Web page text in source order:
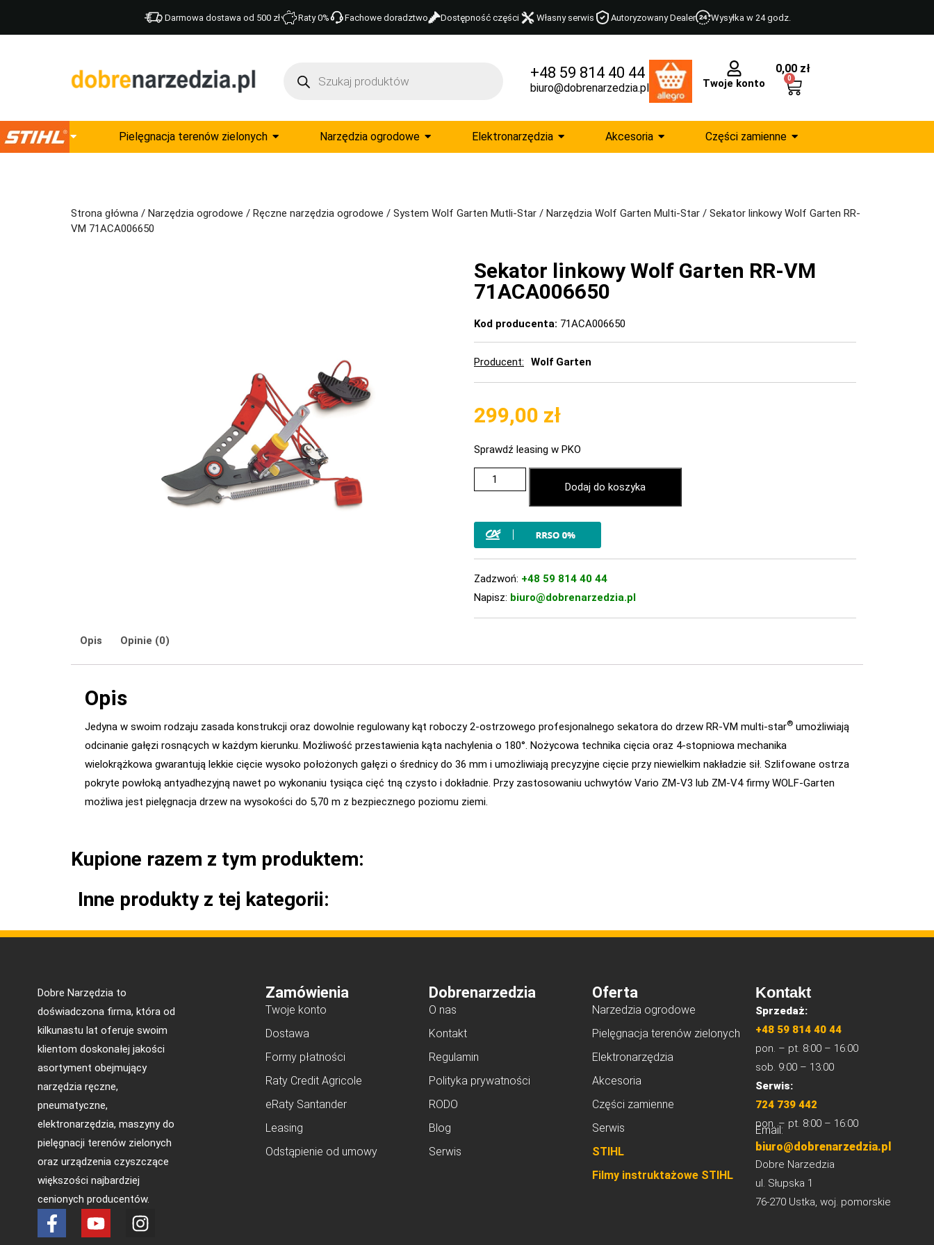
Darmowa dostawa od 500 zł Raty 0% Fachowe doradztwo Dostępność części Własny serwis Autoryzowany Dealer Wysyłka w 24 godz.
+48 59 814 40 44
biuro@dobrenarzedzia.pl Twoje konto
0,00 zł
0
Pielęgnacja terenów zielonych Narzędzia ogrodowe Elektronarzędzia Akcesoria Części zamienne
Strona główna / Narzędzia ogrodowe / Ręczne narzędzia ogrodowe / System Wolf Garten Mutli-Star / Narzędzia Wolf Garten Multi-Star / Sekator linkowy Wolf Garten RR-
VM 71ACA006650
Sekator linkowy Wolf Garten RR-VM
71ACA006650
Kod producenta: 71ACA006650
Producent Wolf Garten
299,00 zł
Sprawdź leasing w PKO
Dodaj do koszyka
Zadzwoń: +48 59 814 40 44
Napisz: biuro@dobrenarzedzia.pl
Opis Opinie (0)
Opis
Jedyna w swoim rodzaju zasada konstrukcji oraz dowolnie regulowany kąt roboczy 2-ostrzowego profesjonalnego sekatora do drzew RR-VM multi-star® umożliwiają
odcinanie gałęzi rosnących w każdym kierunku. Możliwość przestawienia kąta nachylenia o 180°. Nożycowa technika cięcia oraz 4-stopniowa mechanika
wielokrążkowa gwarantują lekkie cięcie wysoko położonych gałęzi o średnicy do 36 mm i umożliwiają precyzyjne cięcie przy niewielkim nakładzie sił. Szlifowane ostrza
pokryte powłoką antyadhezyjną nawet po wykonaniu tysiąca cięć tną czysto i dokładnie. Przy zastosowaniu uchwytów Vario ZM-V3 lub ZM-V4 firmy WOLF-Garten
możliwa jest pielęgnacja drzew na wysokości do 5,70 m z bezpiecznego poziomu ziemi.
Kupione razem z tym produktem:
Inne produkty z tej kategorii:
Dobre Narzędzia to
doświadczona firma, która od
kilkunastu lat oferuje swoim
klientom doskonałej jakości
asortyment obejmujący
narzędzia ręczne,
pneumatyczne,
elektronarzędzia, maszyny do
pielęgnacji terenów zielonych
oraz urządzenia czyszczące
większości najbardziej
cenionych producentów.
Zamówienia
Twoje konto
Dostawa
Formy płatności
Raty Credit Agricole
eRaty Santander
Leasing
Odstąpienie od umowy
Dobrenarzedzia
O nas
Kontakt
Regulamin
Polityka prywatności
RODO
Blog
Serwis
Oferta
Narzedzia ogrodowe
Pielęgnacja terenów zielonych
Elektronarzędzia
Akcesoria
Części zamienne
Serwis
STIHL
Filmy instruktażowe STIHL
Kontakt
Sprzedaż:
+48 59 814 40 44
pon. – pt. 8:00 – 16:00
sob. 9:00 – 13:00
Serwis:
724 739 442
pon. – pt. 8:00 – 16:00
Email:
biuro@dobrenarzedzia.pl
Dobre Narzedzia
ul. Słupska 1
76-270 Ustka, woj. pomorskie